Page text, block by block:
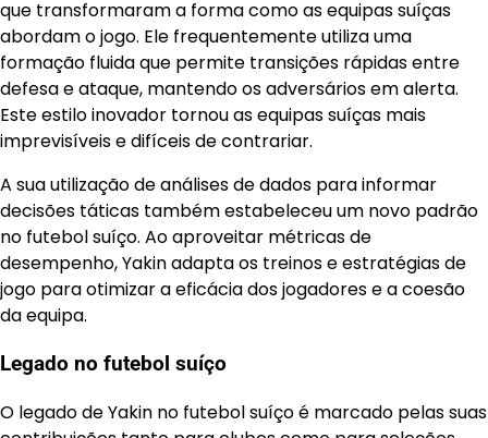
que transformaram a forma como as equipas suíças
abordam o jogo. Ele frequentemente utiliza uma
formação fluida que permite transições rápidas entre
defesa e ataque, mantendo os adversários em alerta.
Este estilo inovador tornou as equipas suíças mais
imprevisíveis e difíceis de contrariar.
A sua utilização de análises de dados para informar
decisões táticas também estabeleceu um novo padrão
no futebol suíço. Ao aproveitar métricas de
desempenho, Yakin adapta os treinos e estratégias de
jogo para otimizar a eficácia dos jogadores e a coesão
da equipa.
Legado no futebol suíço
O legado de Yakin no futebol suíço é marcado pelas suas